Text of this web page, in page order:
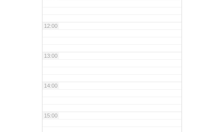
12:00
13:00
14:00
15:00